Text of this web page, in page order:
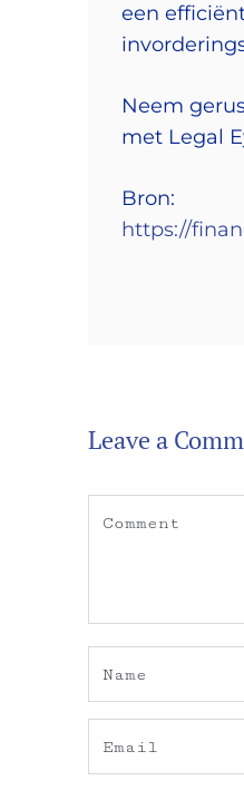
een
Neem
met Legal
Bron:
https://
Leave a